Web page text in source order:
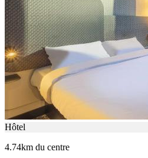
Hôtel
4.74km du centre